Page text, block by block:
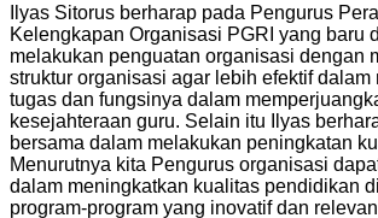
Ilyas Sitorus berharap pada Pengurus
Kelengkapan Organisasi PGRI yang baru
melakukan penguatan organisasi dengan
struktur organisasi agar lebih efektif dalam
tugas dan fungsinya dalam
kesejahteraan guru. Selain itu Ilyas
bersama dalam melakukan peningkatan
Menurutnya kita Pengurus organisasi
dalam meningkatkan kualitas pendidikan
program-program yang inovatif dan